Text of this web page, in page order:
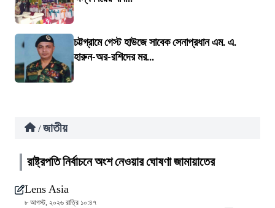
চট্টগ্রামে গেস্ট হাউজে সাবেক সেনাপ্রধান এম. এ.
হারুন-অর-রশিদের মর...
/ জাতীয়
রাষ্ট্রপতি নির্বাচনে অংশ নেওয়ার ঘোষণা জামায়াতের
Lens Asia
৮ আগস্ট, ২০২৬ রাত্রি ১০:৪৭